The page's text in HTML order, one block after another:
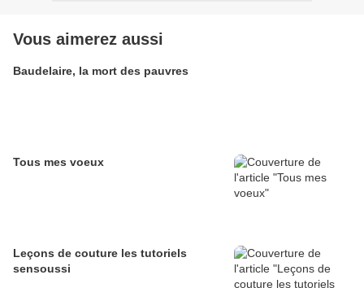
Vous aimerez aussi
Baudelaire, la mort des pauvres
Tous mes voeux
Leçons de couture les tutoriels
sensoussi